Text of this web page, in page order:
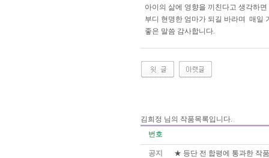
아이의 삶에 영향을 끼친다고 생각하
부디 현명한 엄마가 되길 바라며 매일
좋은 말씀 감사합니다.
김희정 님의 작품목록입니다.
번호
공지 ★ 등단 전 합평에 통과한 작